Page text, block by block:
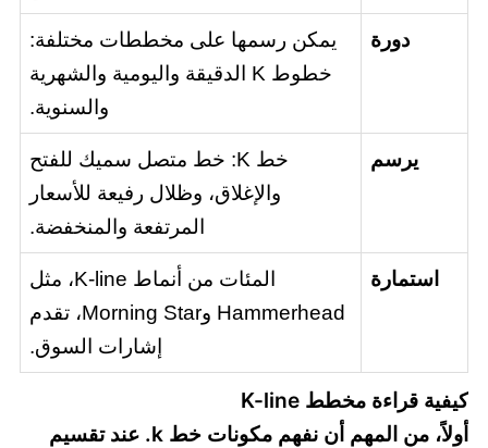
دورة
يمكن رسمها على مخططات مختلفة:
خطوط K الدقيقة واليومية والشهرية
والسنوية.
يرسم
خط K: خط متصل سميك للفتح
والإغلاق، وظلال رفيعة للأسعار
المرتفعة والمنخفضة.
استمارة
المئات من أنماط K-line، مثل
Hammerhead وMorning Star، تقدم
إشارات السوق.
كيفية قراءة مخطط K-line
أولاً، من المهم أن نفهم مكونات خط k. عند تقسيم